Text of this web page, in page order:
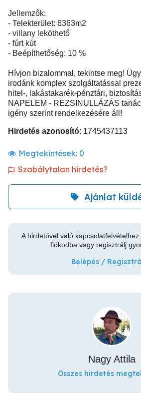
Jellemzők:
- Telekterület: 6363m2
- villany leköthető
- fúrt kút
- Beépíthetőség: 10 %
Hívjon bizalommal, tekintse meg!
irodánk komplex szolgáltatással
hitel-, lakástakarék-pénztári,
NAPELEM - REZSINULLÁZÁS
igény szerint rendelkezésére áll!
Hirdetés azonosító: 1745437113
Megtekintések: 0
Szabálytalan hirdetés?
Ajánlat
A hirdetővel való
fiókodba vagy regisztrálj
Belépés /
Nagy Attila
Összes hirdetés